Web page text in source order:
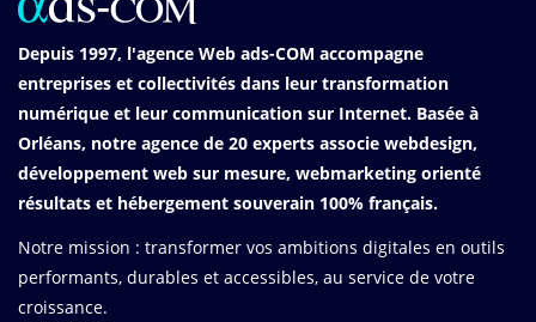
Depuis 1997, l'agence Web ads-COM accompagne
entreprises et collectivités dans leur transformation
numérique et leur communication sur Internet. Basée à
Orléans, notre agence de 20 experts associe webdesign,
développement web sur mesure, webmarketing orienté
résultats et hébergement souverain 100% français.
Notre mission : transformer vos ambitions digitales en outils
performants, durables et accessibles, au service de votre
croissance.